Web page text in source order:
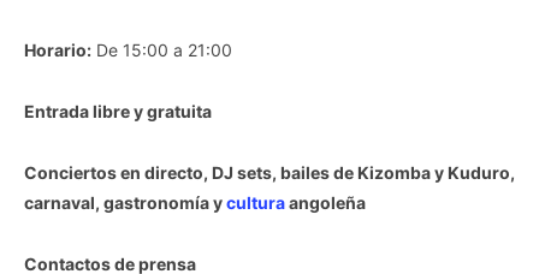
Horario: De 15:00 a 21:00
Entrada libre y gratuita
Conciertos en directo, DJ sets, bailes de Kizomba y Kuduro,
carnaval, gastronomía yculturaangoleña
Contactos de prensa